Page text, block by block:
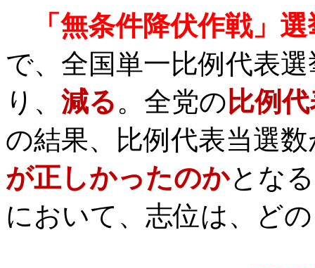
「無条件降伏作戦」
で、全国単一比例代表
り、 減る。全党の 比例
の結果、比例代表当選
が正しかったのかとな
において、志位は、ど